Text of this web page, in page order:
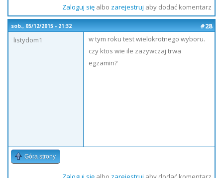
Zaloguj sięalbo zarejestruj aby dodać komentarz
sob., 05/12/2015 - 21:32
#28
listydom1
w tym roku test wielokrotnego wyboru.
czy ktos wie ile zazywczaj trwa
egzamin?
Góra strony